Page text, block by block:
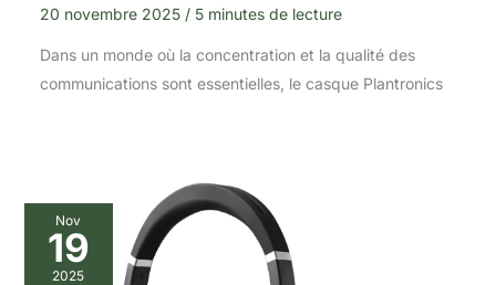
20 novembre 2025 / 5 minutes de lecture
Dans un monde où la concentration et la qualité des
communications sont essentielles, le casque Plantronics
Nov
19
2025